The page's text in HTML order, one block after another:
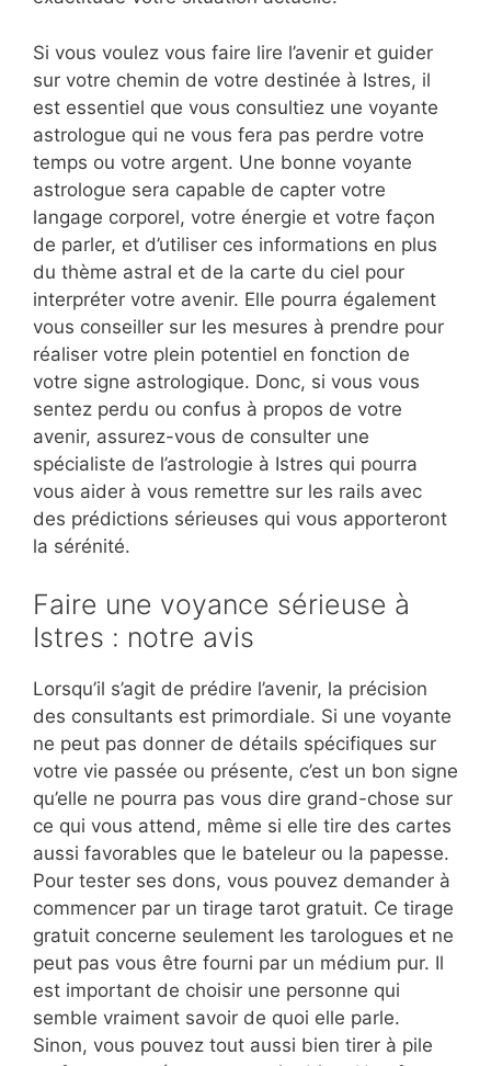
Si vous voulez vous faire lire l’avenir et guider
sur votre chemin de votre destinée à Istres, il
est essentiel que vous consultiez une voyante
astrologue qui ne vous fera pas perdre votre
temps ou votre argent. Une bonne voyante
astrologue sera capable de capter votre
langage corporel, votre énergie et votre façon
de parler, et d’utiliser ces informations en plus
du thème astral et de la carte du ciel pour
interpréter votre avenir. Elle pourra également
vous conseiller sur les mesures à prendre pour
réaliser votre plein potentiel en fonction de
votre signe astrologique. Donc, si vous vous
sentez perdu ou confus à propos de votre
avenir, assurez-vous de consulter une
spécialiste de l’astrologie à Istres qui pourra
vous aider à vous remettre sur les rails avec
des prédictions sérieuses qui vous apporteront
la sérénité.
Faire une voyance sérieuse à
Istres : notre avis
Lorsqu’il s’agit de prédire l’avenir, la précision
des consultants est primordiale. Si une voyante
ne peut pas donner de détails spécifiques sur
votre vie passée ou présente, c’est un bon signe
qu’elle ne pourra pas vous dire grand-chose sur
ce qui vous attend, même si elle tire des cartes
aussi favorables que le bateleur ou la papesse.
Pour tester ses dons, vous pouvez demander à
commencer par un tirage tarot gratuit. Ce tirage
gratuit concerne seulement les tarologues et ne
peut pas vous être fourni par un médium pur. Il
est important de choisir une personne qui
semble vraiment savoir de quoi elle parle.
Sinon, vous pouvez tout aussi bien tirer à pile